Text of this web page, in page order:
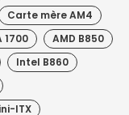
Carte mère AM4
1700
AMD B850
Intel B860
ITX